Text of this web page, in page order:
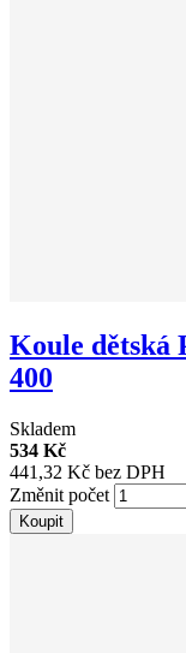
Koule dětská
400
Skladem
534 Kč
441,32 Kč bez DPH
Změnit počet
Koupit